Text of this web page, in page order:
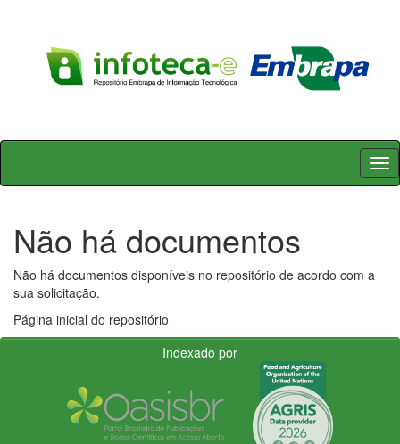
Skip
Não há documentos
Não há documentos disponíveis no repositório de acordo com a
sua solicitação.
Página inicial do repositório
Indexado por